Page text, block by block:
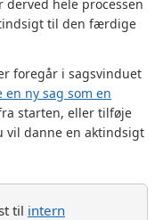
hele processen
til den færdige
foregår i sagsvinduet
en ny sag som en
starten, eller tilføje
vil danne en aktindsigt
til intern